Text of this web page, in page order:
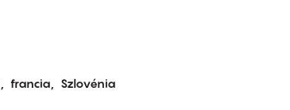
francia
Szlovénia